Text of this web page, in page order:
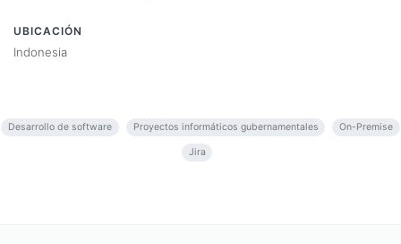
UBICACIÓN
Indonesia
Desarrollo de software Proyectos informáticos gubernamentales On-Premise
Jira